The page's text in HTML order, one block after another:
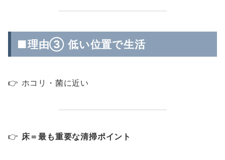
■理由③ 低い位置で生活
👉 ホコリ・菌に近い
👉 床＝最も重要な清掃ポイント